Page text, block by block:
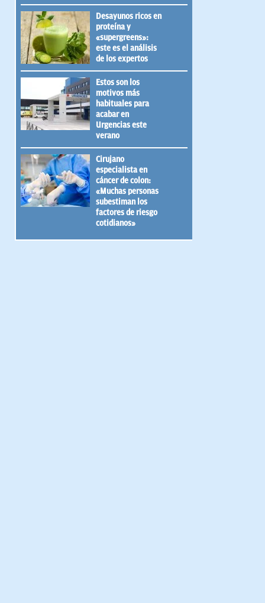
Desayunos ricos en
proteína y
«supergreens»:
este es el análisis
de los expertos
Estos son los
motivos más
habituales para
acabar en
Urgencias este
verano
Cirujano
especialista en
cáncer de colon:
«Muchas personas
subestiman los
factores de riesgo
cotidianos»